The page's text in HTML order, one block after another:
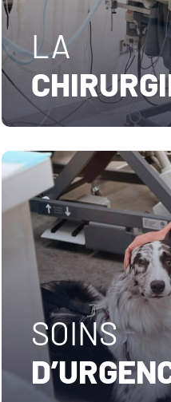
LA
SOINS